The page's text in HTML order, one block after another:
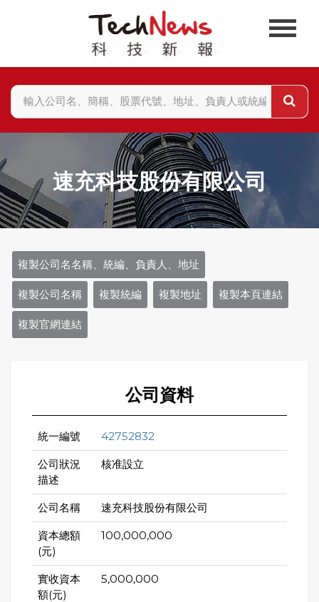
速充科技股份有限公司
複製公司名名稱、統編、負責人、地址
複製公司名稱 複製統編 複製地址 複製本頁連結
複製官網連結
公司資料
統一編號 42752832
公司狀況
描述
核准設立
公司名稱 速充科技股份有限公司
資本總額
(元)
100,000,000
實收資本
額(元)
5,000,000